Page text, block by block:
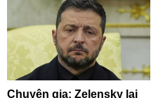
Chuyên gia: Zelensky lại